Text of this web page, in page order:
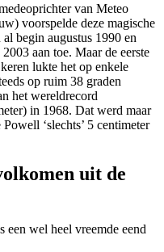
van Meteo
voorspelde deze magische
begin augustus 1990 en
aan toe. Maar de eerste
lukte het op enkele
op ruim 38 graden
het wereldrecord
in 1968. Dat werd maar
‘slechts’ 5 centimeter
uit de
een wel heel vreemde eend